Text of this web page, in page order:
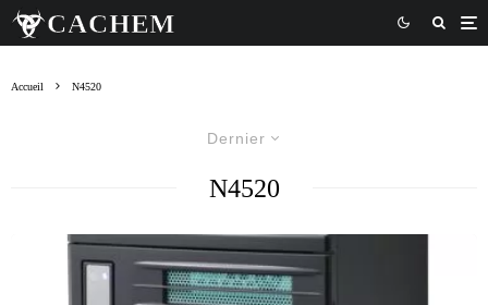
Accueil N4520
Dernier
N4520